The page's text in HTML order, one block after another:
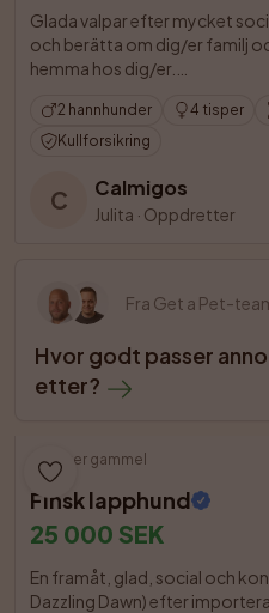
Glada valpar efter mycket
och berätta om dig/er familj
hemma hos dig/er.
2 hannhunder 4 tisper
Kullforsikring
C Calmigos
Julita · Oppdretter
Fra Get a Pet-
Hvor godt passer
etter?
9 uker gammel
Finsk lapphund
25 000 SEK
En framåt, glad, social och
Dazzling Dawn) efter